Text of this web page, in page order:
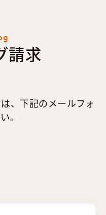
請求
、下記のメールフォ
。